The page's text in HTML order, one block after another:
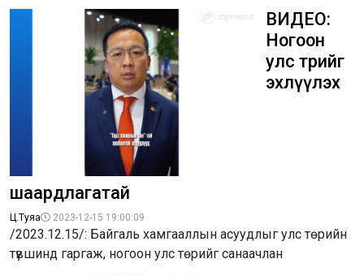
ВИДЕО:
Ногоон
улс төрийг
эхлүүлэх
шаардлагатай
Ц.Туяа 2023-12-15 19:00:09
/2023.12.15/: Байгаль хамгааллын асуудлыг улс төрийн
түвшинд гаргаж, ногоон улс төрийг санаачлан